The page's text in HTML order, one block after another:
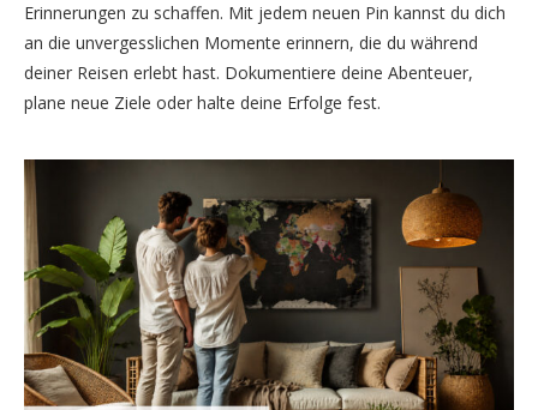
Erinnerungen zu schaffen. Mit jedem neuen Pin kannst du dich
an die unvergesslichen Momente erinnern, die du während
deiner Reisen erlebt hast. Dokumentiere deine Abenteuer,
plane neue Ziele oder halte deine Erfolge fest.